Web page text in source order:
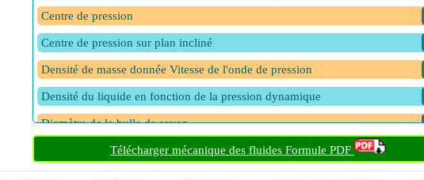
Centre de pression
Centre de pression sur plan incliné
Densité de masse donnée Vitesse de l'onde de pression
Densité du liquide en fonction de la pression dynamique
Diamètre de la bulle de savon
Diamètre de la goutte donnée Changement de pression
Télécharger mécanique des fluides Formule PDF